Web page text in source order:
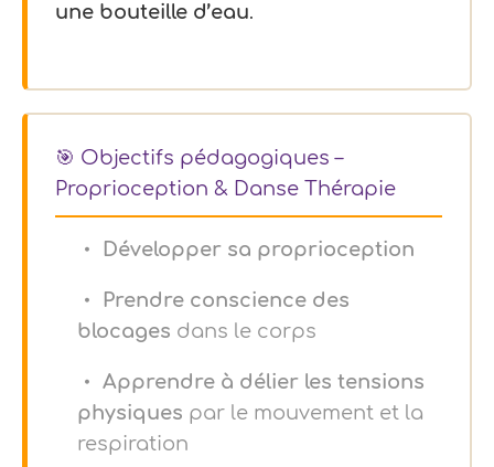
une bouteille d’eau.
🎯 Objectifs pédagogiques –
Proprioception & Danse Thérapie
Développer sa proprioception
Prendre conscience des
blocages dans le corps
Apprendre à délier les tensions
physiques par le mouvement et la
respiration